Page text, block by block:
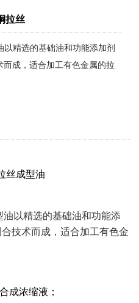
拉丝
精选的基础油和功能添加剂
成，适合加工有色金属的拉
丝成型油
油以精选的基础油和功能添
技术而成，适合加工有色金
成浓缩液；